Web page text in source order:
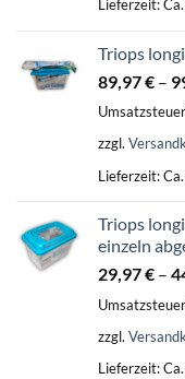
Lieferzeit:
Triops
89,97€ –
zzgl.
Lieferzeit:
Triops
einzeln
29,97€ –
zzgl.
Lieferzeit: